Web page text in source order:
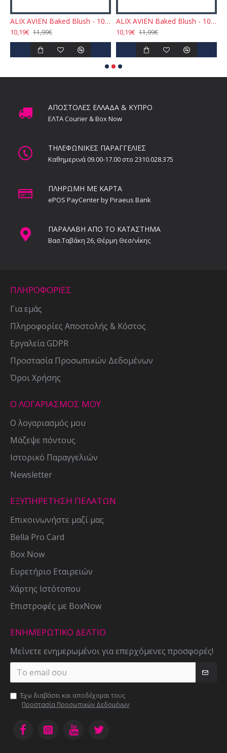
ALIX AVIEN Baked Blush - 103 Sparkling Cinnamon 11gr
10,19€ 11,99€
ALIX AVIEN Baked Blush - 104 Dazzling Chocolate 11gr
10,19€ 11,99€
ΑΠΟΣΤΟΛΕΣ ΕΛΛΑΔΑ & ΚΥΠΡΟ
ΕΛΤΑ Courier & Box Now
ΤΗΛΕΦΩΝΙΚΕΣ ΠΑΡΑΓΓΕΛΙΕΣ
Καθημερινά 09.00-17.00 στο 2310.028.375
ΠΛΗΡΩΜΗ ΜΕ ΚΑΡΤΑ
ePOS PayCenter by Piraeus Bank
ΠΑΡΑΛΑΒΗ ΑΠΟ ΤΟ ΚΑΤΑΣΤΗΜΑ
Βασ.Ταβάκη 26, Θέρμη Θεσ/νίκης
ΠΛΗΡΟΦΟΡΙΕΣ
Για εμάς
Πληροφορίες Αποστολής & Κόστος
Εργαλεία GDPR
Προστασία Προσωπικών Δεδομένων
Όροι Χρήσης
Ο ΛΟΓΑΡΙΑΣΜΟΣ ΜΟΥ
Ο λογαριασμός μου
Μάζεψε πόντους
Ιστορικό Παραγγελιών
Newsletter
ΕΞΥΠΗΡΕΤΗΣΗ ΠΕΛΑΤΩΝ
Επικοινωνήστε μαζί μας
Bella Pro Card
Box Now
Ευρετήριο Εταιρειών
Χάρτης Ιστότοπου
Επιστροφές με BoxNow
ΕΝΗΜΕΡΩΤΙΚΌ ΔΕΛΤΊΟ
Μείνετε ενημερωμένοι για επερχόμενες προσφορές!
Έχω διαβάσει και αποδέχομαι τους
Προστασία Προσωπικών Δεδομένων